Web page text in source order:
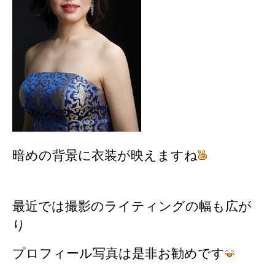
暗めの背景に衣装が映えますね
最近では撮影のライティングの幅も広が
り
プロフィール写真は是非お勧めです